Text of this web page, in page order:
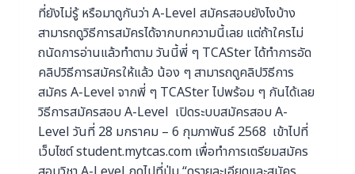
ที่ยังไม่รู้ หรือมาดูกันว่า A-Level สมัครสอบยังไงบ้าง
สามารถดูวิธีการสมัครได้จากบทความนี้เลย แต่ถ้าใครไม่
ถนัดการอ่านแล้วทำตาม วันนี้พี่ ๆ TCASter ได้ทำการอัด
คลิปวิธีการสมัครให้แล้ว น้อง ๆ สามารถดูคลิปวิธีการ
สมัคร A-Level จากพี่ ๆ TCASter ไปพร้อม ๆ กันได้เลย
วิธีการสมัครสอบ A-Level เปิดระบบสมัครสอบ A-
Level วันที่ 28 มกราคม – 6 กุมภาพันธ์ 2568 เข้าไปที่
เว็บไซต์ student.mytcas.com เพื่อทำการเตรียมสมัคร